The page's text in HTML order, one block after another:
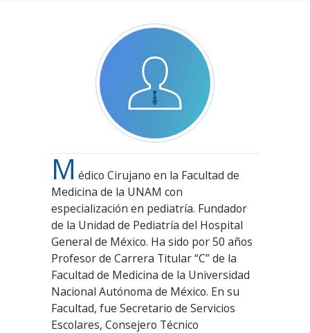
M édico Cirujano en la Facultad de
Medicina de la UNAM con
especialización en pediatría. Fundador
de la Unidad de Pediatría del Hospital
General de México. Ha sido por 50 años
Profesor de Carrera Titular “C” de la
Facultad de Medicina de la Universidad
Nacional Autónoma de México. En su
Facultad, fue Secretario de Servicios
Escolares, Consejero Técnico